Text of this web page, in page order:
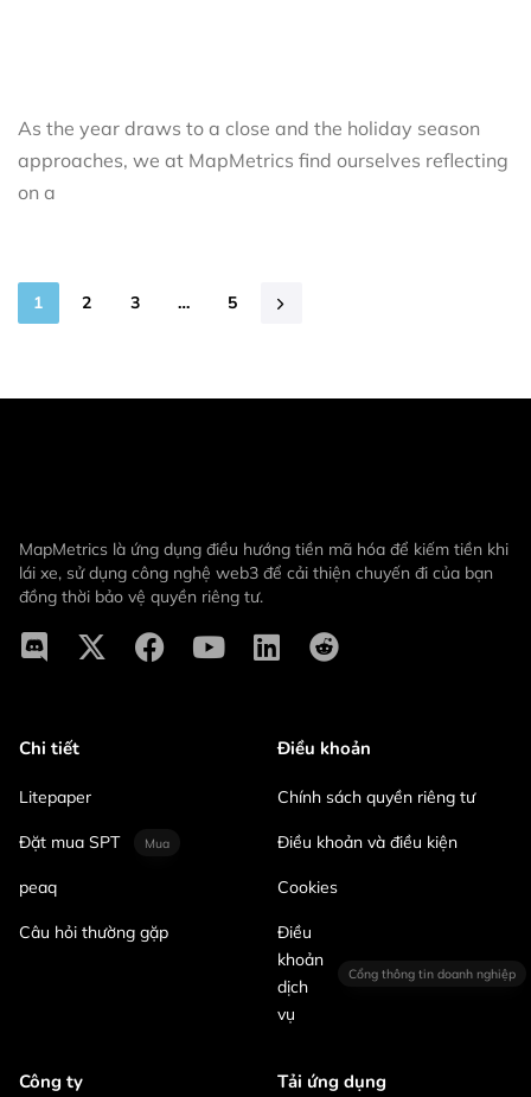
As the year draws to a close and the holiday season
approaches, we at MapMetrics find ourselves reflecting
on a
1 2 3 … 5
MapMetrics là ứng dụng điều hướng tiền mã hóa để kiếm tiền khi
lái xe, sử dụng công nghệ web3 để cải thiện chuyến đi của bạn
đồng thời bảo vệ quyền riêng tư.
Chi tiết
Litepaper
Đặt mua SPT Mua
peaq
Câu hỏi thường gặp
Điều khoản
Chính sách quyền riêng tư
Điều khoản và điều kiện
Cookies
Điều
khoản
dịch
vụ
Cổng thông tin doanh nghiệp
Công ty Tải ứng dụng